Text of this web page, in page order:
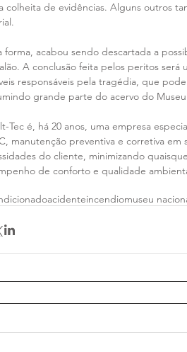
colheita de evidências. Alguns outros
forma, acabou sendo descartada a
A conclusão feita pelos peritos será
responsáveis pela tragédia, que
grande parte do acervo do
Tec é, há 20 anos, uma empresa
manutenção preventiva e corretiva
do cliente, minimizando
de conforto e qualidade
acidenteincendiomuseu